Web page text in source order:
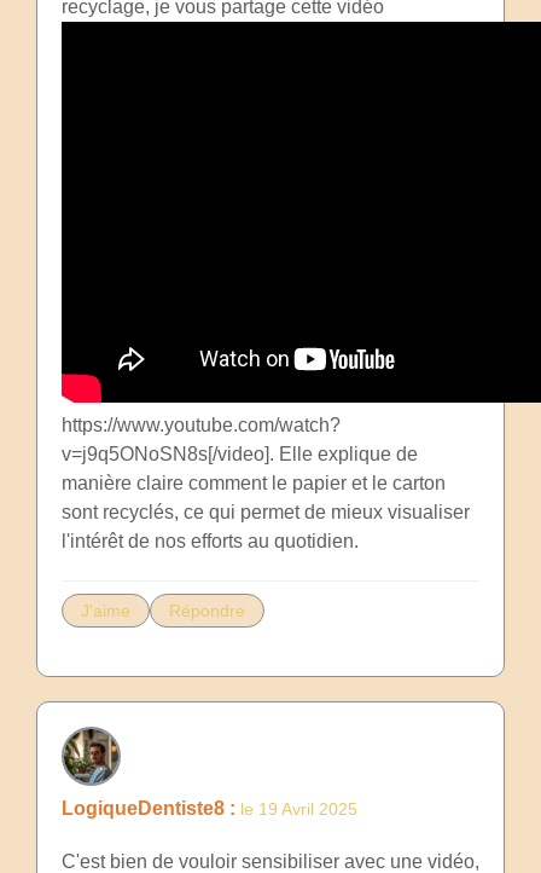
recyclage, je vous partage cette vidéo
https://www.youtube.com/watch?
v=j9q5ONoSN8s[/video]. Elle explique de
manière claire comment le papier et le carton
sont recyclés, ce qui permet de mieux visualiser
l'intérêt de nos efforts au quotidien.
J'aime Répondre
LogiqueDentiste8 : le 19 Avril 2025
C'est bien de vouloir sensibiliser avec une vidéo,